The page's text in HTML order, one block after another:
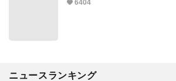
6404
ニュースランキング